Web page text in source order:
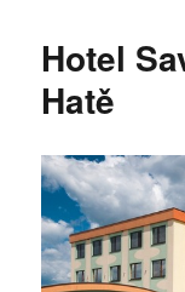
Hotel
Hatě